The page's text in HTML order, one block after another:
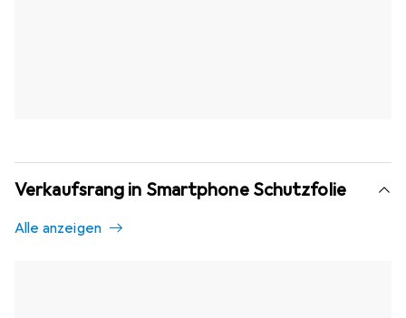
Verkaufsrang in Smartphone Schutzfolie
Alle anzeigen